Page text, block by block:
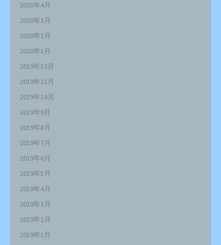
2020年4月
2020年3月
2020年2月
2020年1月
2019年12月
2019年11月
2019年10月
2019年9月
2019年8月
2019年7月
2019年6月
2019年5月
2019年4月
2019年3月
2019年2月
2019年1月